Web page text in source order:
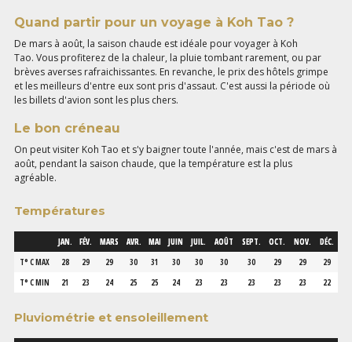
Quand partir pour un voyage à Koh Tao ?
De mars à août, la saison chaude est idéale pour voyager à Koh
Tao. Vous profiterez de la chaleur, la pluie tombant rarement, ou par
brèves averses rafraichissantes. En revanche, le prix des hôtels grimpe
et les meilleurs d'entre eux sont pris d'assaut. C'est aussi la période où
les billets d'avion sont les plus chers.
Le bon créneau
On peut visiter Koh Tao et s'y baigner toute l'année, mais c'est de mars à
août, pendant la saison chaude, que la température est la plus
agréable.
Températures
JAN. FÉV. MARS AVR. MAI JUIN JUIL. AOÛT SEPT. OCT. NOV.
DÉC.
T° C MAX
28 29 29 30 31 30 30 30 30 29 29
29
T° C MIN
21 23 24 25 25 24 23 23 23 23 23 22
Pluviométrie et ensoleillement